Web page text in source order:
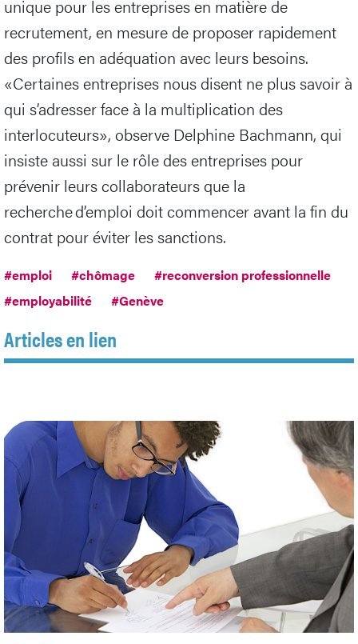
unique pour les entreprises en matière de
recrutement, en mesure de proposer rapidement
des profils en adéquation avec leurs besoins.
«Certaines entreprises nous disent ne plus savoir à
qui s’adresser face à la multiplication des
interlocuteurs», observe Delphine Bachmann, qui
insiste aussi sur le rôle des entreprises pour
prévenir leurs collaborateurs que la
recherche d’emploi doit commencer avant la fin du
contrat pour éviter les sanctions.
#emploi #chômage
#reconversion professionnelle
#employabilité
#Genève
Articles en lien